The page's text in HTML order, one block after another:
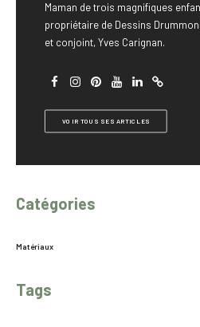
Maman de trois magnifiques
propriétaire de Dessins
et conjoint, Yves Carignan.
VOIR TOUS SES ARTICLES
Catégories
Matériaux
Tags